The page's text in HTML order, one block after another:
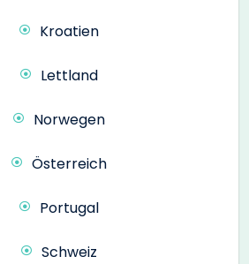
Kroatien
Lettland
Norwegen
Österreich
Portugal
Schweiz